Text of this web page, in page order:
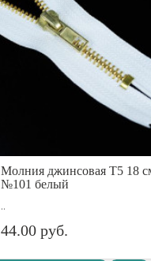
Молния джинсовая Т5 18
№101 белый
..
44.00 руб.